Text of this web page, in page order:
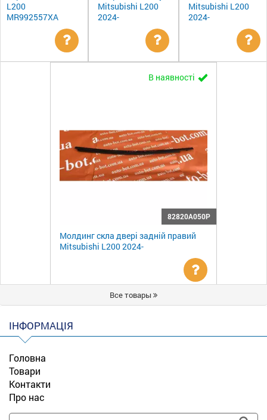
L200
MR992557XA
Уточнити
Mitsubishi L200
2024-
Уточнити
ціну
Mitsubishi L200
2024-
В наявності
82820A050P
Молдинг скла двері задній правий
Mitsubishi L200 2024-
Уточнити
ціну
Все товары
ІНФОРМАЦІЯ
Головна
Товари
Контакти
Про нас